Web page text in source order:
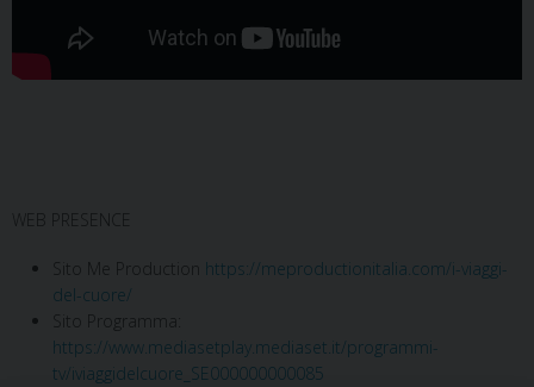
WEB PRESENCE
Sito Me Production https://meproductionitalia.com/i-viaggi-
del-cuore/
Sito Programma:
https://www.mediasetplay.mediaset.it/programmi-
tv/iviaggidelcuore_SE000000000085